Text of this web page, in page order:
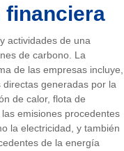
actividades de una
de carbono. La
de las empresas incluye,
generadas por la
de calor, flota de
emisiones procedentes
la electricidad, y también
de la energía